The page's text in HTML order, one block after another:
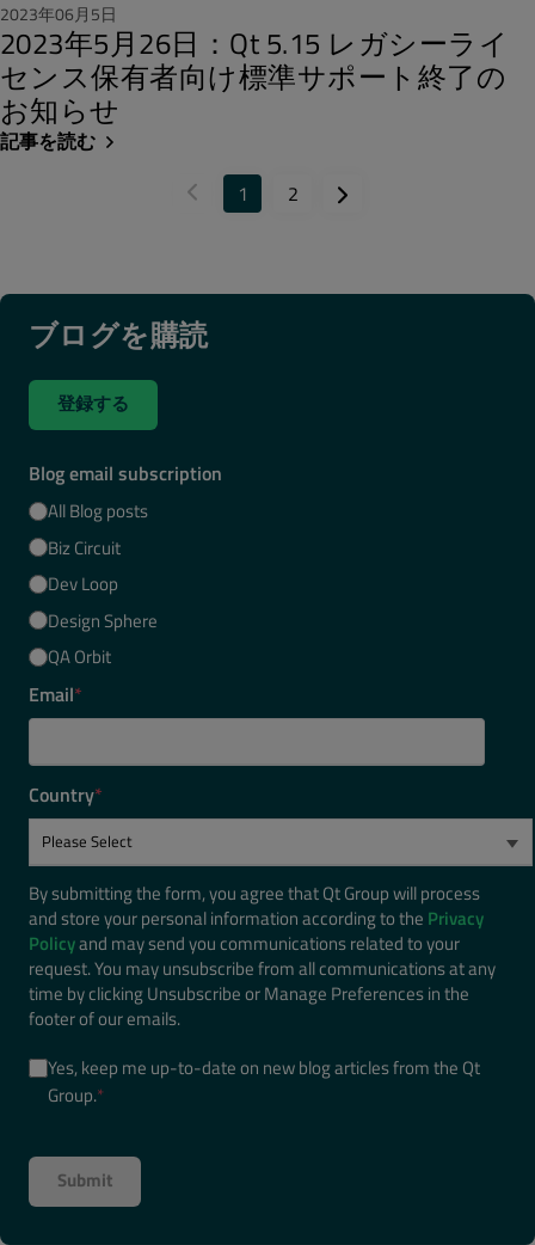
2023年06月5日
2023年5月26日：Qt 5.15 レガシーライ
センス保有者向け標準サポート終了の
お知らせ
記事を読む
1
2
ブログを購読
登録する
Blog email subscription
All Blog posts
Biz Circuit
Dev Loop
Design Sphere
QA Orbit
Email*
Country*
By submitting the form, you agree that Qt Group will process
and store your personal information according to the Privacy
Policyand may send you communications related to your
request. You may unsubscribe from all communications at any
time by clicking Unsubscribe or Manage Preferences in the
footer of our emails.
Yes, keep me up-to-date on new blog articles from the Qt
Group.*